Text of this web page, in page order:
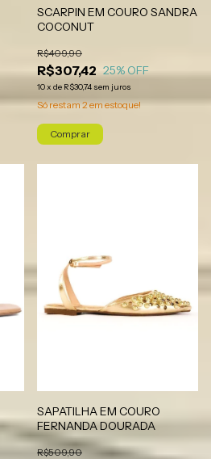
SCARPIN EM COURO SANDRA
COCONUT
R$307,42
R$409,90
25% OFF
10x de R$30,74 sem juros
Só restam2 em estoque!
Comprar
SAPATILHA EM COURO
FERNANDA DOURADA
R$509,90